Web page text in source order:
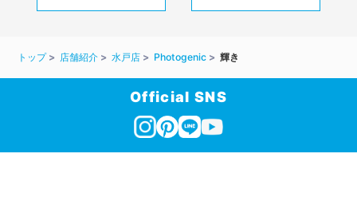
トップ 店舗紹介 水戸店 Photogenic 輝き
Official SNS